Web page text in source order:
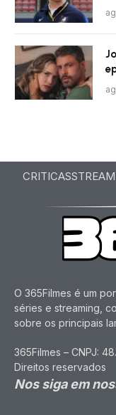
CRITICAS
O 365Filmes é um
séries e streaming,
sobre os principais
365Filmes – CNPJ:
Direitos reservados
Nos siga em